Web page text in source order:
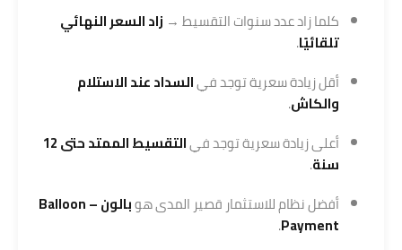
كلما زاد عدد سنوات التقسيط → زاد السعر النهائي
تلقائيًا.
أقل زيادة سعرية توجد فيالسداد عند الاستلام
والكاش.
أعلى زيادة سعرية توجد في
التقسيط الممتد حتى 12
سنة.
أفضل نظام للاستثمار قصير المدى هو
بالون – Balloon
Payment
.